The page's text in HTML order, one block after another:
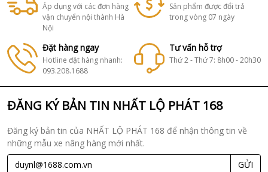
Áp dụng với các đơn hàng
vận chuyển nội thành Hà
Nội
Sản phẩm được đổi trả
trong vòng 07 ngày
Đặt hàng ngay
Hotline đặt hàng nhanh:
093.208.1688
Tư vấn hỗ trợ
Thứ 2 - Thứ 7: 8h00 - 20h30
ĐĂNG KÝ BẢN TIN NHẤT LỘ PHÁT 168
Đăng ký bản tin của NHẤT LỘ PHÁT 168 để nhận thông tin về
những mẫu xe nâng hàng mới nhất.
GỬI